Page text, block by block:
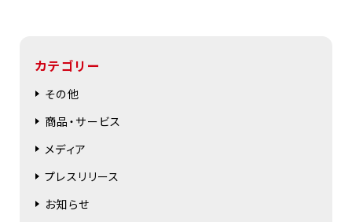
カテゴリー
その他
商品・サービス
メディア
プレスリリース
お知らせ